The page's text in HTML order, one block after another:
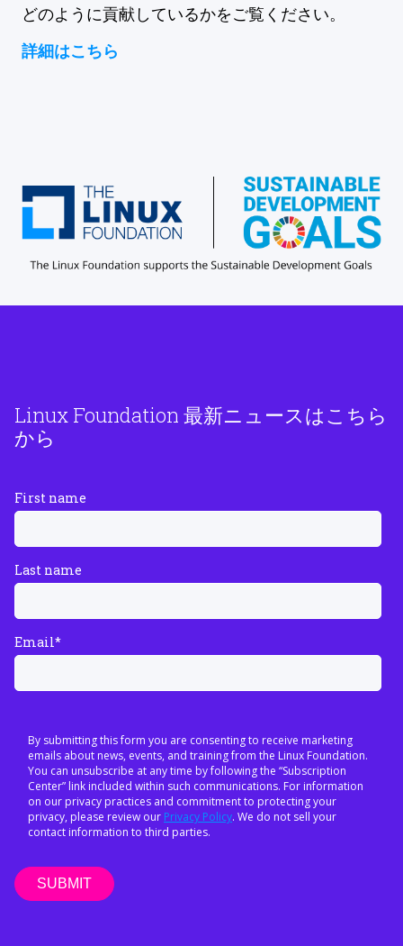
どのように貢献しているかをご覧ください。
詳細はこちら
Linux Foundation 最新ニュースはこちら
から
First name
Last name
Email*
By submitting this form you are consenting to receive marketing
emails about news, events, and training from the Linux Foundation.
You can unsubscribe at any time by following the “Subscription
Center” link included within such communications. For information
on our privacy practices and commitment to protecting your
privacy, please review our Privacy Policy. We do not sell your
contact information to third parties.